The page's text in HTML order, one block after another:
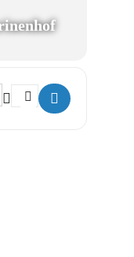
- Konrad empfiehlt:
Destination Address -